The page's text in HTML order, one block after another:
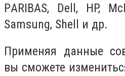
PАRIBAS, Dell, HP,
Samsung, Shell и др.
Применяя данные
вы сможете